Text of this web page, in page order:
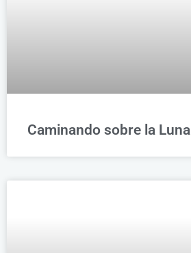
Caminando sobre la Luna